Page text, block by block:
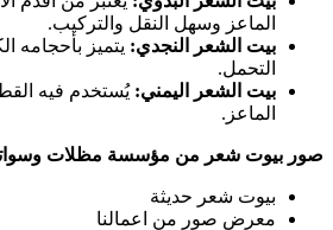
الماعز وسهل النقل والتركيب.
بيت الشعر النجدي: يتميز بأحجامه
التحمل.
بيت الشعر اليمني: يُستخدم فيه
الماعز.
صور بيوت شعر من مؤسسة مظلات
بيوت شعر حديثة
معرض صور من اعمالنا